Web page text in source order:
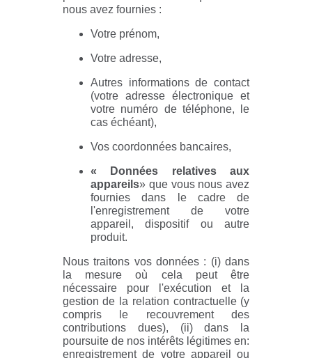
nous avez fournies :
Votre prénom,
Votre adresse,
Autres informations de contact
(votre adresse électronique et
votre numéro de téléphone, le
cas échéant),
Vos coordonnées bancaires,
« Données relatives aux
appareils» que vous nous avez
fournies dans le cadre de
l'enregistrement de votre
appareil, dispositif ou autre
produit.
Nous traitons vos données : (i) dans
la mesure où cela peut être
nécessaire pour l'exécution et la
gestion de la relation contractuelle (y
compris le recouvrement des
contributions dues), (ii) dans la
poursuite de nos intérêts légitimes en:
enregistrement de votre appareil ou